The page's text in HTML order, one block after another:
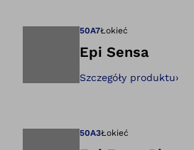
50A7Łokieć
Epi Sensa
Szczegóły produktu›
50A3Łokieć